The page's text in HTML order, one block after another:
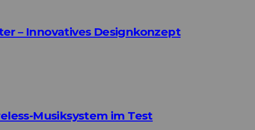
– Innovatives Designkonzept
Musiksystem im Test